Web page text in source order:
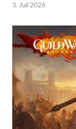
3. Juli 2026